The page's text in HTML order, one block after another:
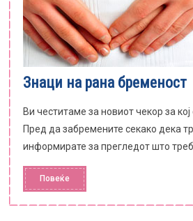
Знаци на рана бременост
Ви честитаме за новиот чекор за кој
Пред да забремените секако дека
информирате за прегледот што
Повеќе